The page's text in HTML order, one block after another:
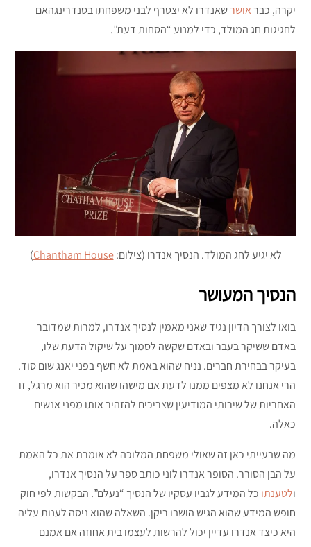
יקרה, כבראושרשאנדרו לא יצטרף לבני משפחתו בסנדרינגהאם
לחגיגות חג המולד, כדי למנוע “הסחות דעת”.
לא יגיע לחג המולד. הנסיך אנדרו (צילום:Chantham House
)
הנסיך המעושר
בואו לצורך הדיון נגיד שאני מאמין לנסיך אנדרו, למרות שמדובר
באדם ששיקר בעבר ובאדם שקשה לסמוך על שיקול הדעת שלו,
בעיקר בבחירת חברים. נניח שהוא באמת לא חשף בפני יאנג שום סוד.
הרי אנחנו לא מצפים ממנו לדעת אם מישהו שהוא מכיר הוא מרגל, זו
האחריות של שירותי המודיעין שצריכים להזהיר אותו מפני אנשים
כאלה.
מה שבעייתי כאן זה שאולי משפחת המלוכה לא אומרת את כל האמת
על הבן הסורר. הסופר אנדרו לוני כותב ספר על הנסיך אנדרו,
ולטענתו כל המידע לגביו עסקיו של הנסיך “נעלם”. הבקשות לפי חוק
חופש המידע שהוא הגיש הושבו ריקן. השאלה שהוא ניסה לענות עליה
היא כיצד אנדרו עדיין יכול להרשות לעצמו בית אחוזה אם אמנם